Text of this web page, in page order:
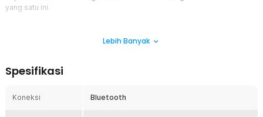
yang satu ini.
memutarnya di pengeras suara yang satu ini menggunakan koneksi
fitur tersebut.
Lebih Banyak
Spesifikasi
Koneksi Bluetooth